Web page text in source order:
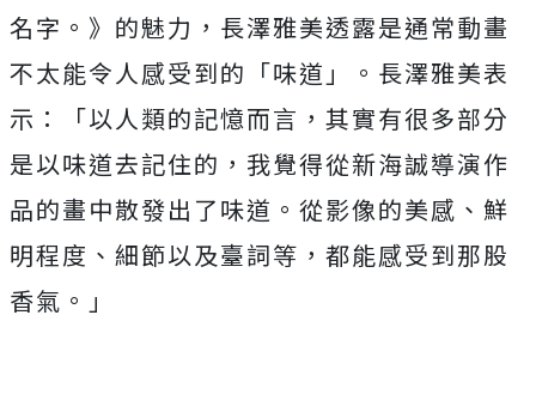
名字。》的魅力， 長澤雅美透露是通常動畫
不太能令人感受到的「味道」。 長澤雅美表
示：「以人類的記憶而言， 其實有很多部分
是以味道去記住的， 我覺得從新海誠導演作
品的畫中散發出了味道。從影像的美感、 鮮
明程度、細節以及臺詞等，都能感受到那股
香氣。」